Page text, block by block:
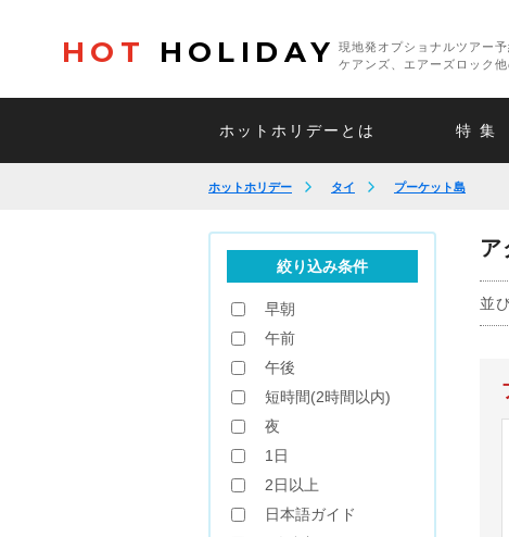
HOT HOLIDAY
現地発オプショナルツアー
ケアンズ、エアーズロック他
ホットホリデーとは 特 集
ホットホリデー タイ プーケット島
ア
並
絞り込み条件
早朝
午前
午後
短時間(2時間以内)
夜
1日
2日以上
日本語ガイド